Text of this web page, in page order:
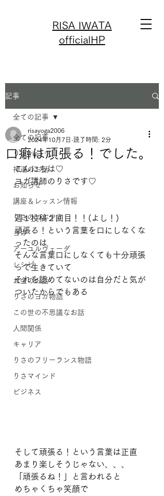
RISA IWATA
officialHP
記事
全ての記事
りさtrip✈️✨
神道のお話
お知らせ
講座＆レッスン情報
りさのつぶやき
ヨガ
アーユルヴェーダ
レシピ
お金のお話
りさのヨガ物語
この世の不思議なお話
人間関係
キャリア
りさのフリーランス物語
りさマインド
ビジネス
全ての記事
口癖は頑張る！でした。
risayoga2006
2024年10月7日 読了時間: 2分
こんにちは♡
ヨガ講師のりさです♡
週１投稿２回目！！(よし！)
頑張る！という言葉を口にしなくな
ったのは
そんな言葉口にしなくても十分頑張
って生きていて
それを認めてないのは自分だと気が
ついたからでもある
そして頑張る！という言葉は正直
あまり楽しそうじゃない、、、
「頑張るね！」と言われると
めちゃくちゃ笑顔で